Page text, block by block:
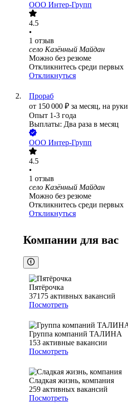
ООО Интер-Групп
4.5
•
1 отзыв
село Казённый Майдан
Можно без резюме
Откликнитесь среди первых
Откликнуться
Прораб
от 150 000 ₽ за месяц, на руки
Опыт 1-3 года
Выплаты: Два раза в месяц
ООО Интер-Групп
4.5
•
1 отзыв
село Казённый Майдан
Можно без резюме
Откликнитесь среди первых
Откликнуться
Компании для вас
Пятёрочка
37175 активных вакансий
Посмотреть
Группа компаний ТАЛИНА
153 активные вакансии
Посмотреть
Сладкая жизнь, компания
259 активных вакансий
Посмотреть